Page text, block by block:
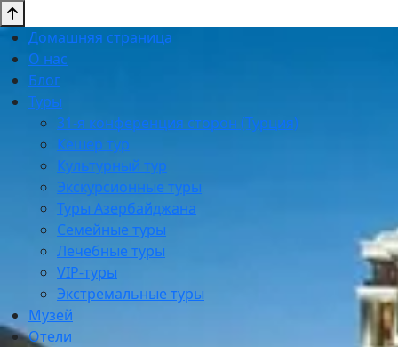
Домашняя страница
О нас
Блог
Туры
31-я конференция сторон (Турция)
Кешер тур
Культурный тур
Экскурсионные туры
Туры Азербайджана
Семейные туры
Лечебные туры
VIP-туры
Экстремальные туры
Музей
Отели